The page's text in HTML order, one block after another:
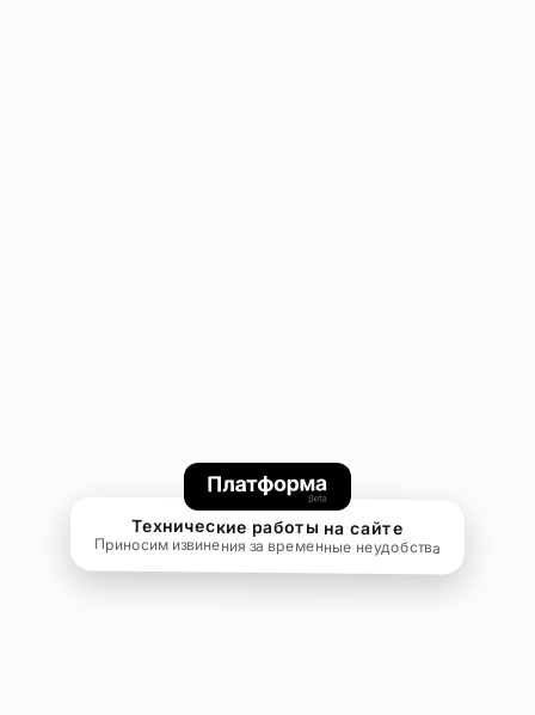
Технические работы на сайте
Приносим извинения за временные неудобства